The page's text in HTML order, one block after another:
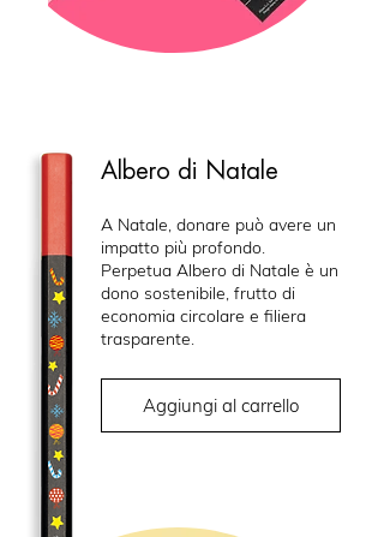
Albero di Natale
Aggiungi al carrello
A Natale, donare può avere un
impatto più profondo.
Perpetua Albero di Natale è un
dono sostenibile, frutto di
economia circolare e filiera
trasparente.